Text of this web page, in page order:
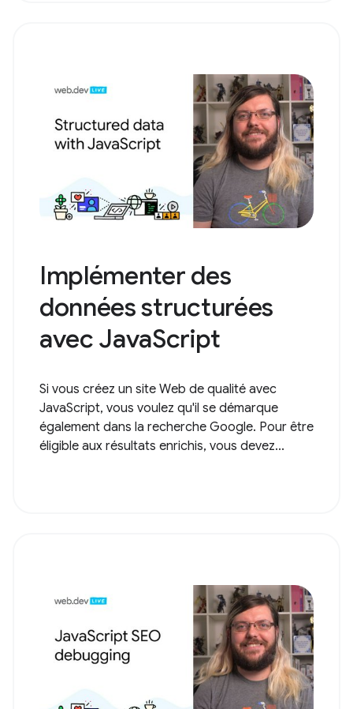
Implémenter des
données structurées
avec JavaScript
Si vous créez un site Web de qualité avec
JavaScript, vous voulez qu'il se démarque
également dans la recherche Google. Pour être
éligible aux résultats enrichis, vous devez...